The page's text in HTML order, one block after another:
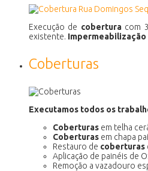
Execução de coberturacom
existente. Impermeabilização
Coberturas
Executamos todos os
Coberturas em telha
Coberturas em chapa
Restauro de coberturas
Aplicação de painéis de
Remoção a vazadouro